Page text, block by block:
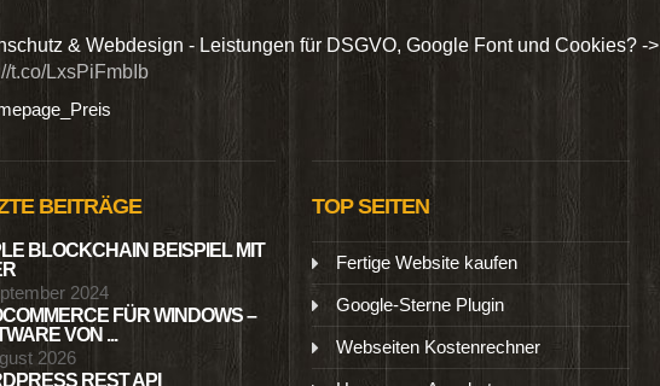
& Webdesign - Leistungen für DSGVO, Google Font und Cookies? ->
t.co/LxsPiFmbIb
BEITRÄGE
BLOCKCHAIN BEISPIEL MIT
2024
FÜR WINDOWS –
VON ...
2026
REST API
TOP SEITEN
Fertige Website kaufen
Google-Sterne Plugin
Webseiten Kostenrechner